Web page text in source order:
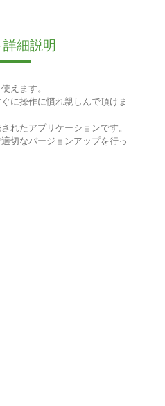
詳細説明
えます。
に操作に慣れ親しんで頂けま
れたアプリケーションです。
切なバージョンアップを行っ